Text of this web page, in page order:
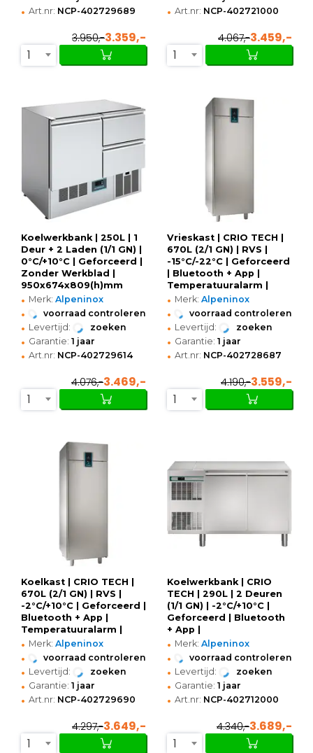
• Art.nr: NCP-402729689
3.950,-3.359,-
1
• Art.nr: NCP-402721000
4.067,-3.459,-
1
Koelwerkbank | 250L | 1
Deur + 2 Laden (1/1 GN) |
0°C/+10°C | Geforceerd |
Zonder Werkblad |
950x674x809(h)mm
• Merk: Alpeninox
• voorraad controleren
• Levertijd: zoeken
• Garantie: 1 jaar
• Art.nr: NCP-402729614
4.076,-3.469,-
1
Vrieskast | CRIO TECH |
670L (2/1 GN) | RVS |
-15°C/-22°C | Geforceerd
| Bluetooth + App |
Temperatuuralarm |
710x835x2050/2105(h)mm
• Merk: Alpeninox
• voorraad controleren
• Levertijd: zoeken
• Garantie: 1 jaar
• Art.nr: NCP-402728687
4.190,-3.559,-
1
Koelkast | CRIO TECH |
670L (2/1 GN) | RVS |
-2°C/+10°C | Geforceerd |
Bluetooth + App |
Temperatuuralarm |
740x885x2080/2135(h)mm
• Merk: Alpeninox
• voorraad controleren
• Levertijd: zoeken
• Garantie: 1 jaar
• Art.nr: NCP-402729690
4.297,-3.649,-
1
Koelwerkbank | CRIO
TECH | 290L | 2 Deuren
(1/1 GN) | -2°C/+10°C |
Geforceerd | Bluetooth
+ App |
Temperatuuralarm |
Zonder Werkblad |
1341x700x850(h)mm
• Merk: Alpeninox
• voorraad controleren
• Levertijd: zoeken
• Garantie: 1 jaar
• Art.nr: NCP-402712000
4.340,-3.689,-
1